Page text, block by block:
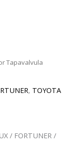
Tapavalvula
, TOYOTA
/ FORTUNER /